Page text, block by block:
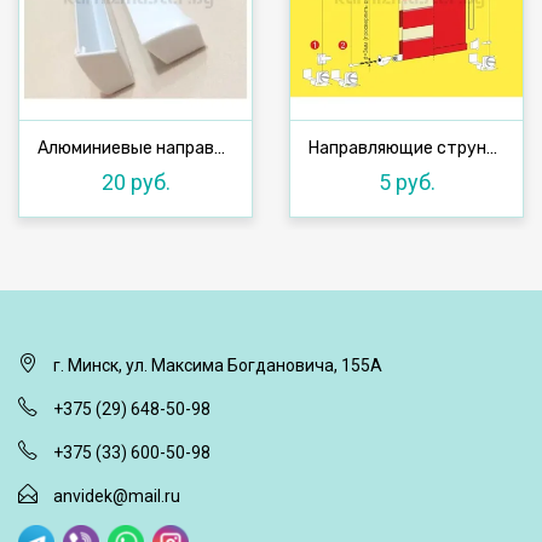
Алюминиевые направляющие с заглушками 1,33 м (П-образные)
20 руб.
Направляющие струна (леска) 2 м
5 руб.
г. Минск, ул. Максима Богдановича, 155А
+375 (29) 648-50-98
+375 (33) 600-50-98
anvidek@mail.ru